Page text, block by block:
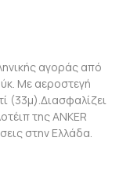
αγοράς από
Με αεροστεγή
(33μ).Διασφαλίζει
της ANKER
στην Ελλάδα.